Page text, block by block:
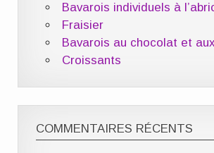
Bavarois individuels à
Fraisier
Bavarois au chocolat et
Croissants
COMMENTAIRES RÉCENTS